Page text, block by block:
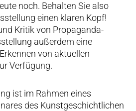
noch. Behalten Sie also
einen klaren Kopf!
Kritik von Propaganda-
außerdem eine
von aktuellen
Verfügung.
ist im Rahmen eines
des Kunstgeschichtlichen